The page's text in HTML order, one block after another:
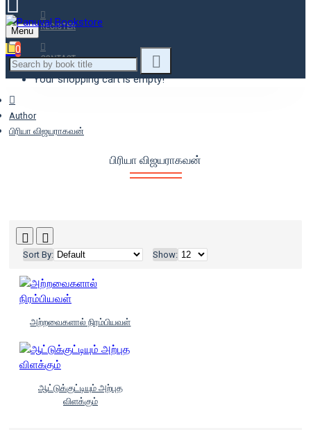
REGISTER
CONTACT
Menu
0
Your shopping cart is empty!
Author
பிரியா விஜயராகவன்
பிரியா விஜயராகவன்
Sort By: Show:
அற்றவைகளால் நிரம்பியவள்
ஆட்டுக்குட்டியும் அற்புத
விளக்கும்